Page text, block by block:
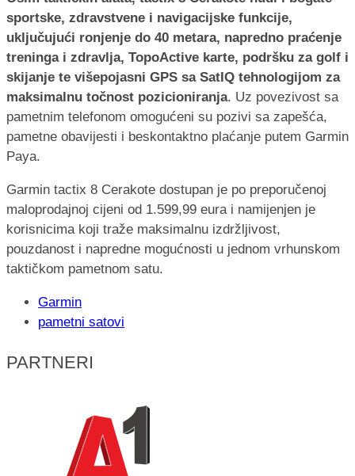
sportske, zdravstvene i navigacijske funkcije,
uključujući ronjenje do 40 metara, napredno praćenje
treninga i zdravlja, TopoActive karte, podršku za golf i
skijanje te višepojasni GPS sa SatIQ tehnologijom za
maksimalnu točnost pozicioniranja. Uz povezivost sa
pametnim telefonom omogućeni su pozivi sa zapešća,
pametne obavijesti i beskontaktno plaćanje putem Garmin
Paya.
Garmin tactix 8 Cerakote dostupan je po preporučenoj
maloprodajnoj cijeni od 1.599,99 eura i namijenjen je
korisnicima koji traže maksimalnu izdržljivost,
pouzdanost i napredne mogućnosti u jednom vrhunskom
taktičkom pametnom satu.
Garmin
pametni satovi
PARTNERI